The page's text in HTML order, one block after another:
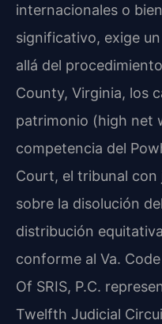
internacionales o
significativo, exige
allá del
County, Virginia, los
patrimonio (high net
competencia del
Court, el tribunal con
sobre la disolución
distribución
conforme al Va.
Of SRIS, P.C.
Twelfth Judicial